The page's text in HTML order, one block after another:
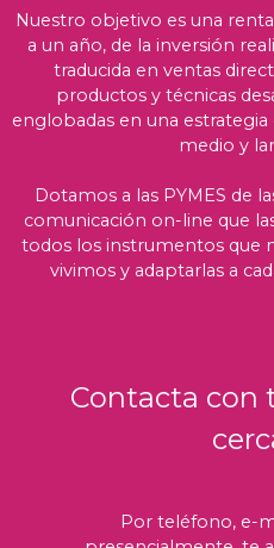
Nuestro objetivo es una
a un año, de la inversión
traducida en ventas
productos y técnicas
englobadas en una
medio y
Dotamos a las PYMES de
comunicación on-line que
todos los instrumentos que
vivimos y adaptarlas a
Contacta con
Por teléfono, e-